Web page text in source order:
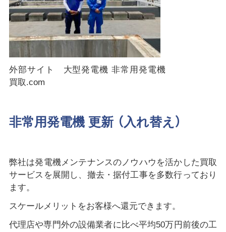
外部サイト 大型発電機 非常用発電機
買取.com
非常用発電機 更新 （入れ替え）
弊社は発電機メンテナンスのノウハウを活かした買取
サービスを展開し、撤去・据付工事を多数行っており
ます。
スケールメリットをお客様へ還元できます。
代理店や専門外の設備業者に比べ平均50万円前後の工